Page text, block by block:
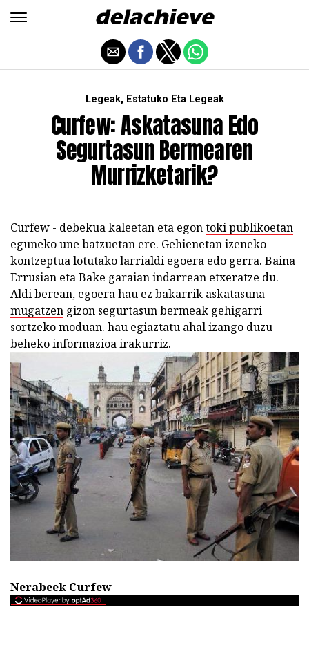
Legeak, Estatuko Eta Legeak
Curfew: Askatasuna Edo
Segurtasun Bermearen
Murrizketarik?
Curfew - debekua kaleetan eta egontoki publikoetan
eguneko une batzuetan ere. Gehienetan izeneko
kontzeptua lotutako larrialdi egoera edo gerra. Baina
Errusian eta Bake garaian indarrean etxeratze du.
Aldi berean, egoera hau ez bakarrik askatasuna
mugatzen gizon segurtasun bermeak gehigarri
sortzeko moduan. hau egiaztatu ahal izango duzu
beheko informazioa irakurriz.
Nerabeek Curfew